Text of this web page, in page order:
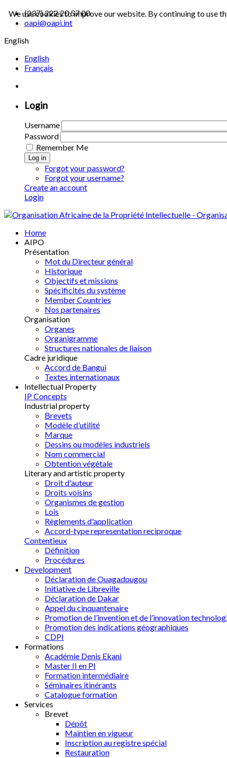
(237) 222 20 57 00
oapi@oapi.int
English
English
Français
Login
Username
Password
Remember Me
Log in
Forgot your password?
Forgot your username?
Create an account
Login
Home
AIPO
Présentation
Mot du Directeur général
Historique
Objectifs et missions
Spécificités du système
Member Countries
Nos partenaires
Organisation
Organes
Organigramme
Structures nationales de liaison
Cadre juridique
Accord de Bangui
Textes internationaux
Intellectual Property
IP Concepts
Industrial property
Brevets
Modèle d’utilité
Marque
Dessins ou modèles industriels
Nom commercial
Obtention végétale
Literary and artistic property
Droit d'auteur
Droits voisins
Organismes de gestion
Lois
Règlements d'application
Accord-type representation reciproque
Contentieux
Définition
Procédures
Development
Déclaration de Ouagadougou
Initiative de Libreville
Déclaration de Dakar
Appel du cinquantenaire
Promotion de l’invention et de l’innovation
Promotion des indications géographiques
CDPI
Formations
Académie Denis Ekani
Master II en PI
Formation intermédiaire
Séminaires itinérants
Catalogue formation
Services
Brevet
Dépôt
Maintien en vigueur
Inscription au registre spécial
Restauration
We use cookies to improve our website. By continuing to use